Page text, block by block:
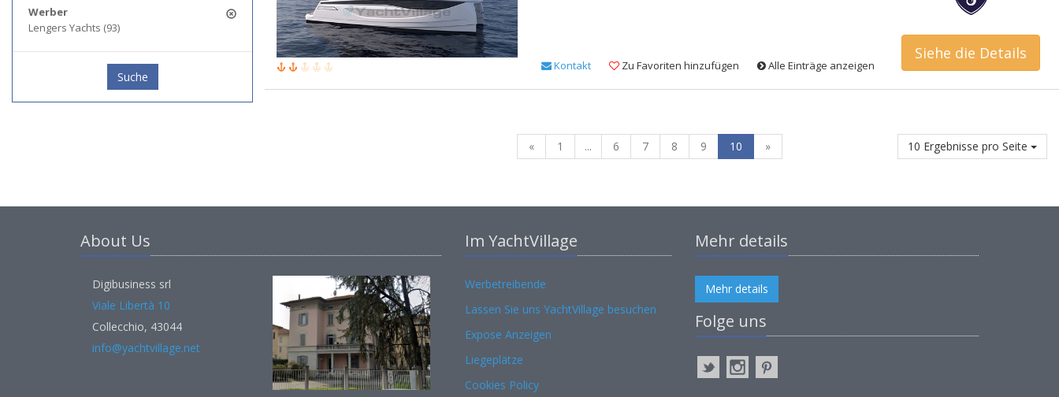
Werber
Lengers Yachts (93)
Suche
Kontakt Zu Favoriten hinzufügen Alle Einträge anzeigen
Siehe die Details
« 1 ... 6 7 8 9 10 » 10 Ergebnisse pro Seite
About Us
Digibusiness srl
Viale Libertà 10
Collecchio, 43044
info@yachtvillage.net
Im YachtVillage
Werbetreibende
Lassen Sie uns YachtVillage besuchen
Expose Anzeigen
Liegeplätze
Cookies Policy
Mehr details
Mehr details
Folge uns